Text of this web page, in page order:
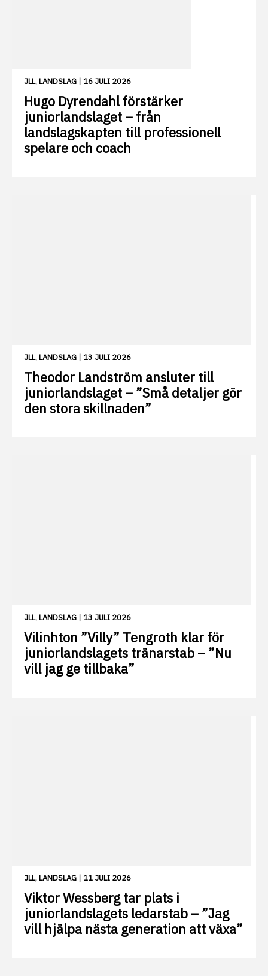
JLL,LANDSLAG | 16 JULI 2026
Hugo Dyrendahl förstärker
juniorlandslaget – från
landslagskapten till professionell
spelare och coach
JLL,LANDSLAG | 13 JULI 2026
Theodor Landström ansluter till
juniorlandslaget – ”Små detaljer gör
den stora skillnaden”
JLL,LANDSLAG | 13 JULI 2026
Vilinhton ”Villy” Tengroth klar för
juniorlandslagets tränarstab – ”Nu
vill jag ge tillbaka”
JLL,LANDSLAG | 11 JULI 2026
Viktor Wessberg tar plats i
juniorlandslagets ledarstab – ”Jag
vill hjälpa nästa generation att växa”